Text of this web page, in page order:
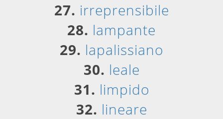
27. irreprensibile
28. lampante
29. lapalissiano
30. leale
31. limpido
32. lineare